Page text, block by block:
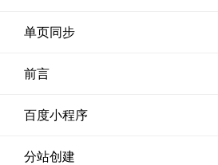
单页同步
前言
百度小程序
分站创建